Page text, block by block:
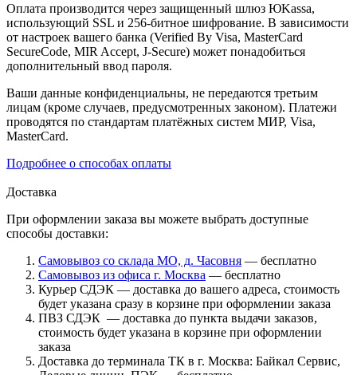
Оплата производится через защищенный шлюз ЮKassa,
использующий SSL и 256-битное шифрование. В зависимости
от настроек вашего банка (Verified By Visa, MasterCard
SecureCode, MIR Accept, J-Secure) может понадобиться
дополнительный ввод пароля.
Ваши данные конфиденциальны, не передаются третьим
лицам (кроме случаев, предусмотренных законом). Платежи
проводятся по стандартам платёжных систем МИР, Visa,
MasterCard.
Подробнее о способах оплаты
Доставка
При оформлении заказа вы можете выбрать доступные
способы доставки:
Самовывоз со склада МО, д. Часовня — бесплатно
Самовывоз из офиса г. Москва — бесплатно
Курьер СДЭК — доставка до вашего адреса, стоимость
будет указана сразу в корзине при оформлении заказа
ПВЗ СДЭК — доставка до пункта выдачи заказов,
стоимость будет указана в корзине при оформлении
заказа
Доставка до терминала ТК в г. Москва: Байкал Сервис,